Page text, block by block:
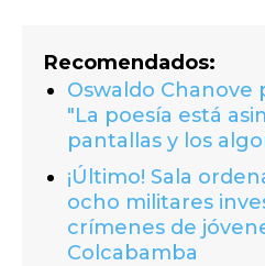
Recomendados:
Oswaldo Chanove
"La poesía está
pantallas y los
¡Último! Sala
ocho militares
crímenes de
Colcabamba